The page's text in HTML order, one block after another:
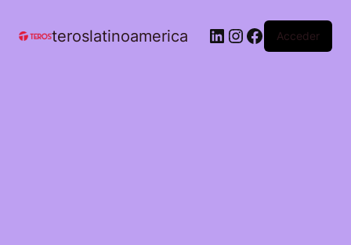
teroslatinoamerica Acceder